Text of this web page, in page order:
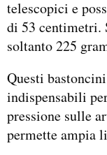
telescopici e
di 53 centimetri.
soltanto 225
Questi
indispensabili
pressione sulle
permette ampia